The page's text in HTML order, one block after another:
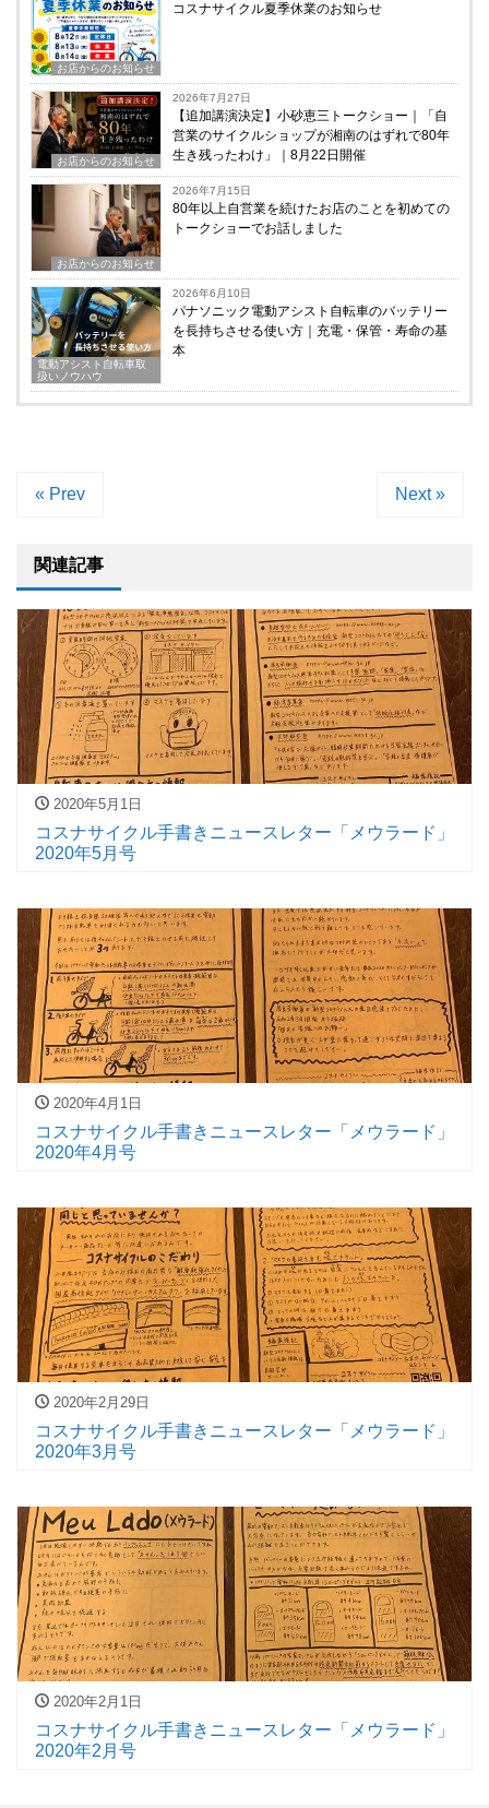
お店からのお知らせ
コスナサイクル夏季休業のお知らせ
お店からのお知らせ
2026年7月27日
【追加講演決定】小砂恵三トークショー｜「自
営業のサイクルショップが湘南のはずれで80年
生き残ったわけ」｜8月22日開催
お店からのお知らせ
2026年7月15日
80年以上自営業を続けたお店のことを初めての
トークショーでお話しました
電動アシスト自転車取
扱いノウハウ
2026年6月10日
パナソニック電動アシスト自転車のバッテリー
を長持ちさせる使い方｜充電・保管・寿命の基
本
« Prev Next »
関連記事
2020年5月1日
コスナサイクル手書きニュースレター「メウラード」
2020年5月号
2020年4月1日
コスナサイクル手書きニュースレター「メウラード」
2020年4月号
2020年2月29日
コスナサイクル手書きニュースレター「メウラード」
2020年3月号
2020年2月1日
コスナサイクル手書きニュースレター「メウラード」
2020年2月号